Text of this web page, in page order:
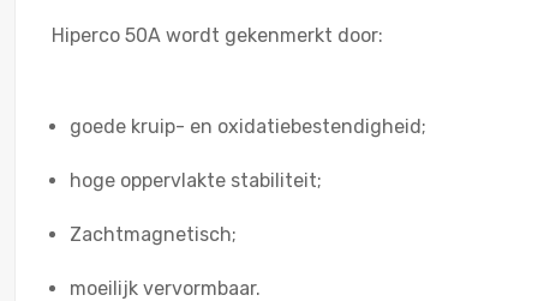
Hiperco 50A wordt gekenmerkt door:
goede kruip- en oxidatiebestendigheid;
hoge oppervlakte stabiliteit;
Zachtmagnetisch;
moeilijk vervormbaar.